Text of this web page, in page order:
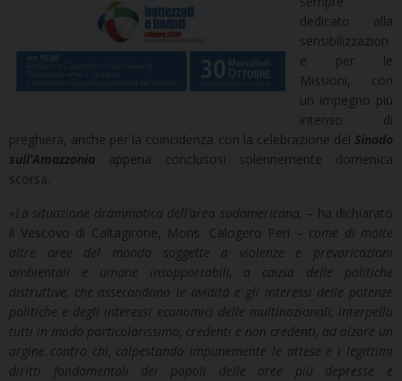
dedicato alla
sensibilizzazion
e per le
Missioni, con
un impegno più
intenso di
preghiera, anche per la coincidenza con la celebrazione del Sinodo
sull’Amazzonia appena conclusosi solennemente domenica
scorsa.
«La situazione drammatica dell’area sudamericana, – ha dichiarato
il Vescovo di Caltagirone, Mons. Calogero Peri – come di molte
altre aree del mondo soggette a violenze e prevaricazioni
ambientali e umane insopportabili, a causa delle politiche
distruttive, che assecondano le avidità e gli interessi delle potenze
politiche e degli interessi economici delle multinazionali, interpella
tutti in modo particolarissimo, credenti e non credenti, ad alzare un
argine contro chi, calpestando impunemente le attese e i legittimi
diritti fondamentali dei popoli delle aree più depresse e